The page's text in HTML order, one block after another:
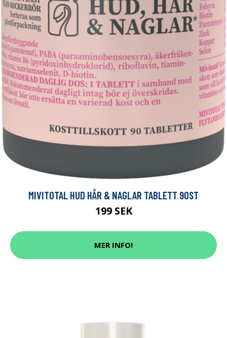
MIVITOTAL HUD HÅR & NAGLAR TABLETT 90ST
199 SEK
MER INFO!